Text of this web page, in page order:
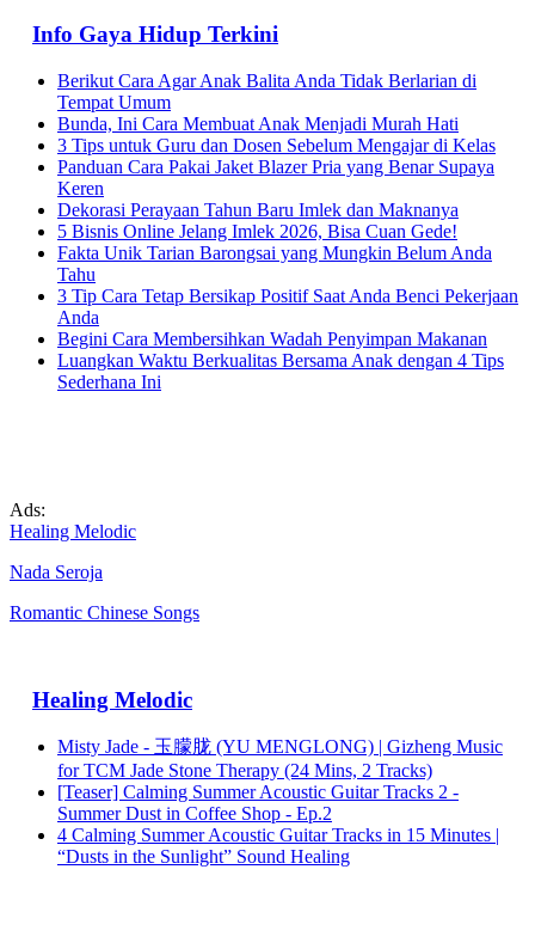
Info Gaya Hidup Terkini
Berikut Cara Agar Anak Balita Anda Tidak Berlarian di
Tempat Umum
Bunda, Ini Cara Membuat Anak Menjadi Murah Hati
3 Tips untuk Guru dan Dosen Sebelum Mengajar di Kelas
Panduan Cara Pakai Jaket Blazer Pria yang Benar Supaya
Keren
Dekorasi Perayaan Tahun Baru Imlek dan Maknanya
5 Bisnis Online Jelang Imlek 2026, Bisa Cuan Gede!
Fakta Unik Tarian Barongsai yang Mungkin Belum Anda
Tahu
3 Tip Cara Tetap Bersikap Positif Saat Anda Benci Pekerjaan
Anda
Begini Cara Membersihkan Wadah Penyimpan Makanan
Luangkan Waktu Berkualitas Bersama Anak dengan 4 Tips
Sederhana Ini
Ads:
Healing Melodic
Nada Seroja
Romantic Chinese Songs
Healing Melodic
Misty Jade - 玉朦胧 (YU MENGLONG) | Gizheng Music
for TCM Jade Stone Therapy (24 Mins, 2 Tracks)
[Teaser] Calming Summer Acoustic Guitar Tracks 2 -
Summer Dust in Coffee Shop - Ep.2
4 Calming Summer Acoustic Guitar Tracks in 15 Minutes |
“Dusts in the Sunlight” Sound Healing